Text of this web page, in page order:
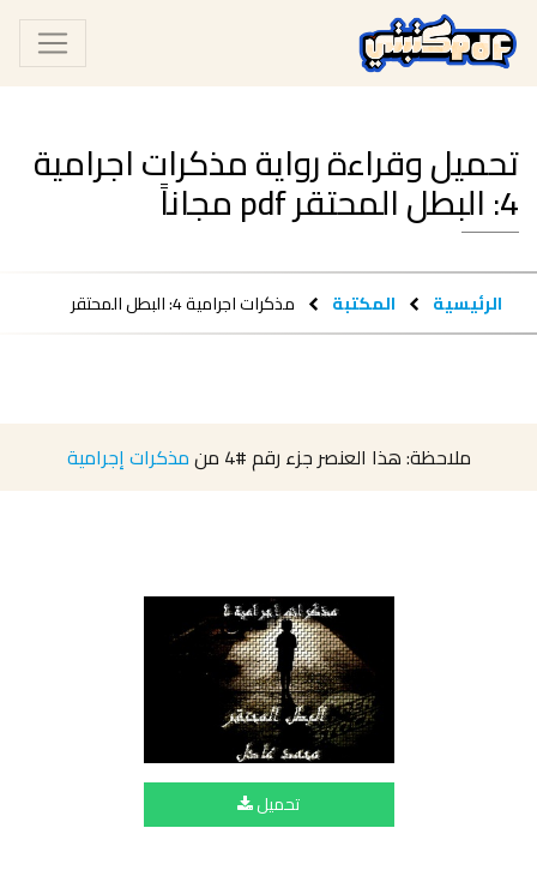
تحميل وقراءة رواية مذكرات اجرامية
4: البطل المحتقر pdf مجاناً
الرئيسية المكتبة مذكرات اجرامية 4: البطل المحتقر
ملاحظة: هذا العنصر جزء رقم#4 منمذكرات إجرامية
تحميل